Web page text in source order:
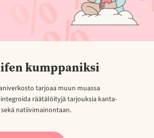
kumppaniksi
tarjoaa muun muassa
räätälöityjä tarjouksia kanta-
natiivimainontaan.